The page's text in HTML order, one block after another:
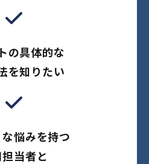
の具体的な
を知りたい
悩みを持つ
当者と